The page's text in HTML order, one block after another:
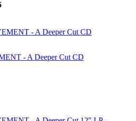
- A Deeper Cut CD